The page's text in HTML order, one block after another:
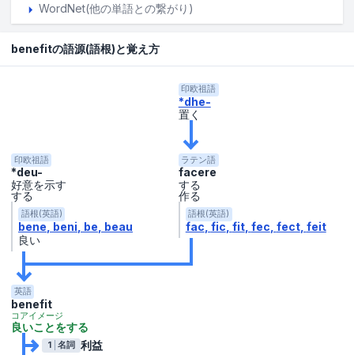
WordNet(他の単語との繋がり)
benefitの語源(語根)と覚え方
印欧祖語
*dhe-
置く
印欧祖語
*deu-
好意を示す
する
語根(英語)
bene beni be beau
良い
ラテン語
facere
する
作る
語根(英語)
fac fic fit fec fect feit
英語
benefit
コアイメージ
良いことをする
1 名詞 利益